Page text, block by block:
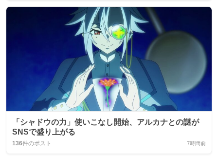
「シャドウの力」使いこなし開始、アルカナとの謎が
SNSで盛り上がる
136件のポスト 7時間前